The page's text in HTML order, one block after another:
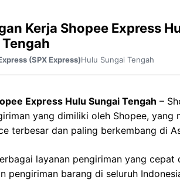
Kerja Shopee Express
(SPX Express)Hulu Sungai Tengah
Express Hulu Sungai Tengah –
yang dimiliki oleh Shopee, yang
terbesar dan paling berkembang di
layanan pengiriman yang cepat
pengiriman barang di seluruh